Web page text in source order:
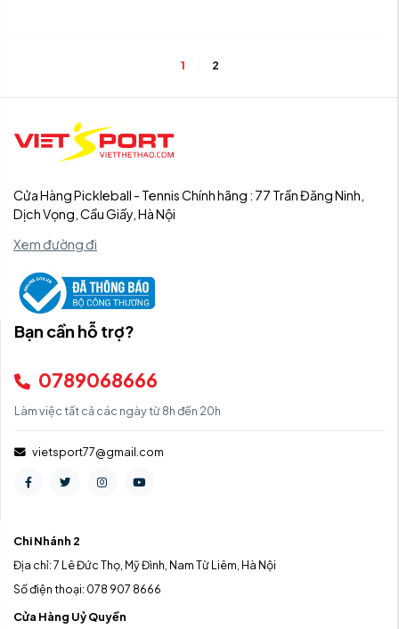
1 2
Cửa Hàng Pickleball - Tennis Chính hãng : 77 Trần Đăng Ninh,
Dịch Vọng, Cầu Giấy, Hà Nội
Xem đường đi
Bạn cần hỗ trợ?
0789068666
Làm việc tất cả các ngày từ 8h đến 20h
vietsport77@gmail.com
Chi Nhánh 2
Địa chỉ: 7 Lê Đức Thọ, Mỹ Đình, Nam Từ Liêm, Hà Nội
Số điện thoại: 078 907 8666
Cửa Hàng Uỷ Quyền